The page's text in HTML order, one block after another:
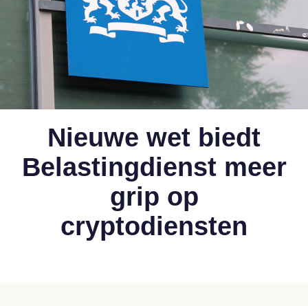
Nieuwe wet biedt
Belastingdienst meer
grip op
cryptodiensten